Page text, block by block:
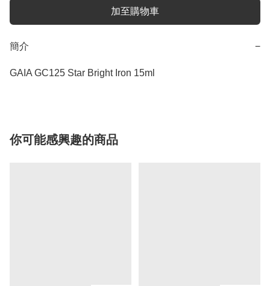
加至購物車
簡介 −
GAIA GC125 Star Bright Iron 15ml
你可能感興趣的商品